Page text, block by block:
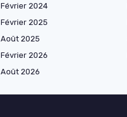
Février 2024
Février 2025
Août 2025
Février 2026
Août 2026